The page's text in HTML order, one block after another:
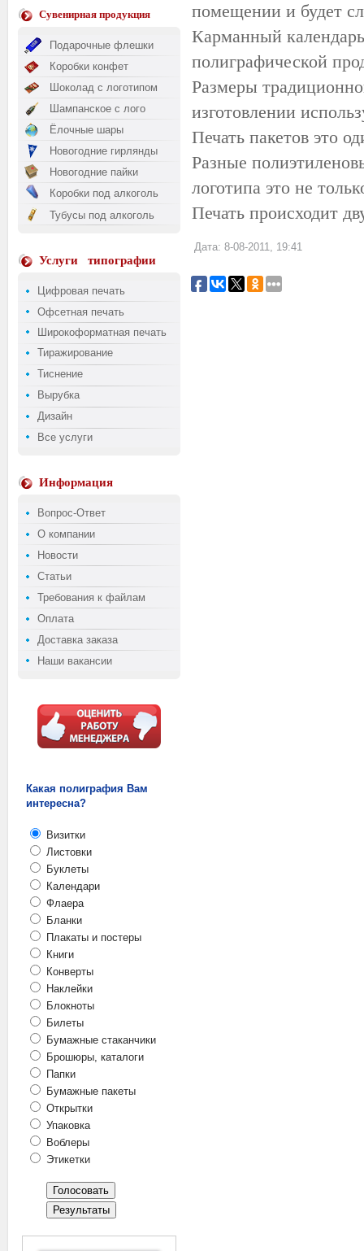
Сувенирная продукция
Подарочные флешки
Коробки конфет
Шоколад с логотипом
Шампанское с лого
Ёлочные шары
Новогодние гирлянды
Новогодние пайки
Коробки под алкоголь
Тубусы под алкоголь
Услуги типографии
Цифровая печать
Офсетная печать
Широкоформатная печать
Тиражирование
Тиснение
Вырубка
Дизайн
Все услуги
Информация
Вопрос-Ответ
О компании
Новости
Статьи
Требования к файлам
Оплата
Доставка заказа
Наши вакансии
Какая полиграфия Вам
интересна?
Визитки
Листовки
Буклеты
Календари
Флаера
Бланки
Плакаты и постеры
Книги
Конверты
Наклейки
Блокноты
Билеты
Бумажные стаканчики
Брошюры, каталоги
Папки
Бумажные пакеты
Открытки
Упаковка
Воблеры
Этикетки
помещении и будет
Карманный
полиграфической
Размеры
изготовлении
Печать пакетов это
Разные
логотипа это не
Печать происходит
Дата: 8-08-2011, 19:41